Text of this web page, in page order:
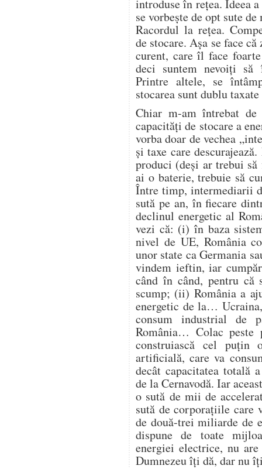
introduse în rețea. Ideea
se vorbește de opt sute
Racordul la rețea.
de stocare. Așa se face
curent, care îl face
deci suntem nevoiți să
Printre altele, se
stocarea sunt dublu
Chiar m-am întrebat
capacități de stocare a
vorba doar de vechea
și taxe care
produci (deși ar trebui
ai o baterie, trebuie să
Între timp, intermediarii
sută pe an, în fiecare
declinul energetic al
vezi că: (i) în baza
nivel de UE, România
unor state ca Germania
vindem ieftin, iar
când în când, pentru că
scump; (ii) România a
energetic de la…
consum industrial de
România… Colac peste
construiască cel
artificială, care va
decât capacitatea totală
de la Cernavodă. Iar
o sută de mii de
sută de corporațiile
de două-trei miliarde de
dispune de toate
energiei electrice, nu
Dumnezeu îți dă, dar nu